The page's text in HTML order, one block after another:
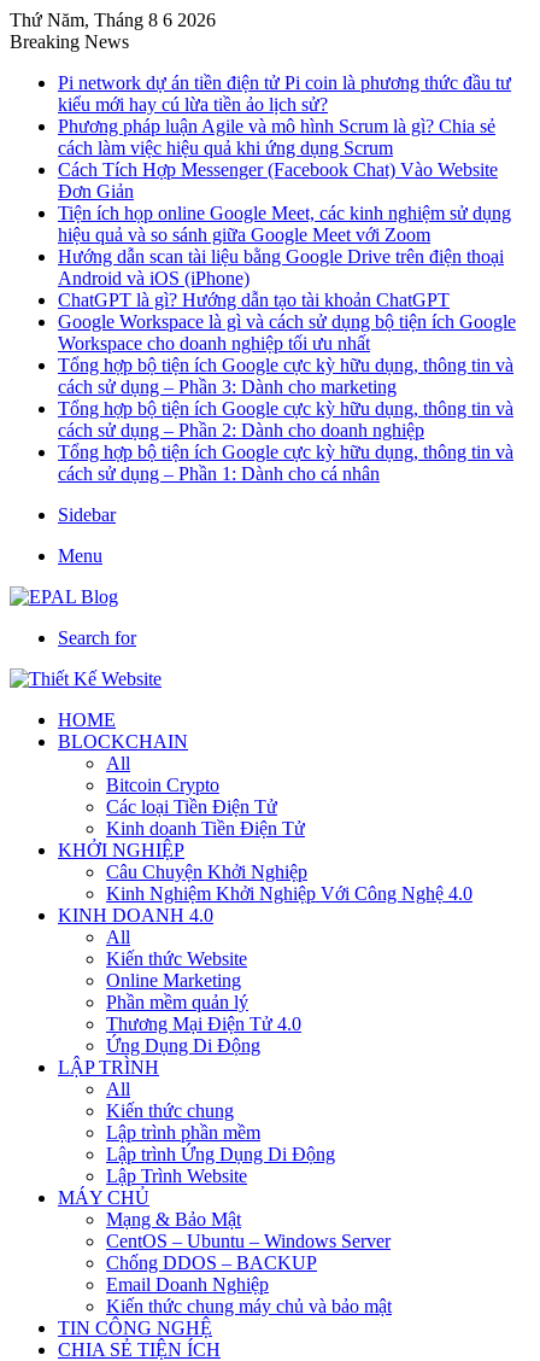
Thứ Năm, Tháng 8 6 2026
Breaking News
Pi network dự án tiền điện tử Pi coin là phương thức đầu tư
kiểu mới hay cú lừa tiền ảo lịch sử?
Phương pháp luận Agile và mô hình Scrum là gì? Chia sẻ
cách làm việc hiệu quả khi ứng dụng Scrum
Cách Tích Hợp Messenger (Facebook Chat) Vào Website
Đơn Giản
Tiện ích họp online Google Meet, các kinh nghiệm sử dụng
hiệu quả và so sánh giữa Google Meet với Zoom
Hướng dẫn scan tài liệu bằng Google Drive trên điện thoại
Android và iOS (iPhone)
ChatGPT là gì? Hướng dẫn tạo tài khoản ChatGPT
Google Workspace là gì và cách sử dụng bộ tiện ích Google
Workspace cho doanh nghiệp tối ưu nhất
Tổng hợp bộ tiện ích Google cực kỳ hữu dụng, thông tin và
cách sử dụng – Phần 3: Dành cho marketing
Tổng hợp bộ tiện ích Google cực kỳ hữu dụng, thông tin và
cách sử dụng – Phần 2: Dành cho doanh nghiệp
Tổng hợp bộ tiện ích Google cực kỳ hữu dụng, thông tin và
cách sử dụng – Phần 1: Dành cho cá nhân
Sidebar
Menu
Search for
HOME
BLOCKCHAIN
All
Bitcoin Crypto
Các loại Tiền Điện Tử
Kinh doanh Tiền Điện Tử
KHỞI NGHIỆP
Câu Chuyện Khởi Nghiệp
Kinh Nghiệm Khởi Nghiệp Với Công Nghệ 4.0
KINH DOANH 4.0
All
Kiến thức Website
Online Marketing
Phần mềm quản lý
Thương Mại Điện Tử 4.0
Ứng Dụng Di Động
LẬP TRÌNH
All
Kiến thức chung
Lập trình phần mềm
Lập trình Ứng Dụng Di Động
Lập Trình Website
MÁY CHỦ
Mạng & Bảo Mật
CentOS – Ubuntu – Windows Server
Chống DDOS – BACKUP
Email Doanh Nghiệp
Kiến thức chung máy chủ và bảo mật
TIN CÔNG NGHỆ
CHIA SẺ TIỆN ÍCH